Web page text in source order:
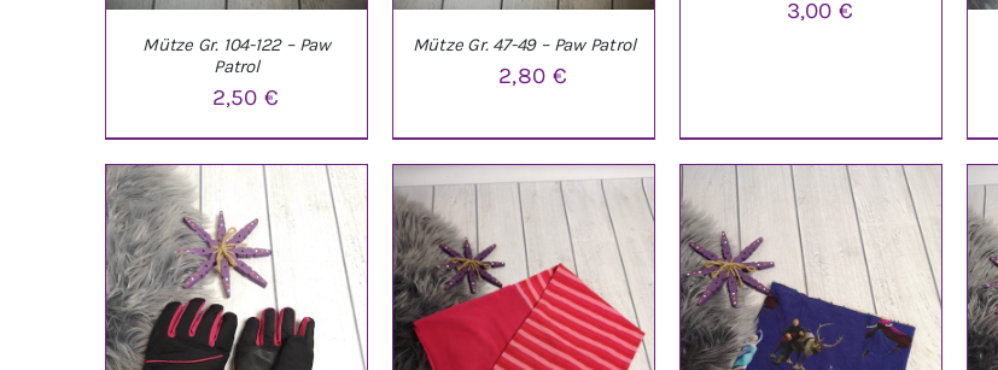
IN DEN WARENKORB
DETAILS
Mütze Gr. 104-122 – Paw
Patrol
2,50€
/
DETAILS
Mütze Gr. 47-49 – Paw Patrol
2,80 €
3,00€